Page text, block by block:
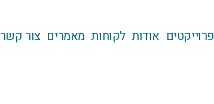
פרוייקטים אודות לקוחות מאמרים צור קשר